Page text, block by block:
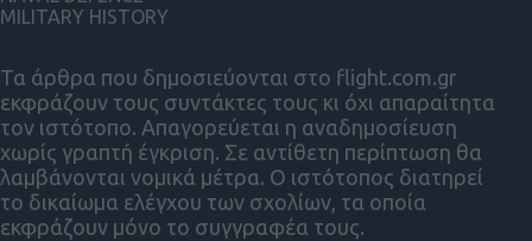
Τα άρθρα που δημοσιεύονται στο flight.com.gr
εκφράζουν τους συντάκτες τους κι όχι απαραίτητα
τον ιστότοπο. Απαγορεύεται η αναδημοσίευση
χωρίς γραπτή έγκριση. Σε αντίθετη περίπτωση θα
λαμβάνονται νομικά μέτρα. Ο ιστότοπος διατηρεί
το δικαίωμα ελέγχου των σχολίων, τα οποία
εκφράζουν μόνο το συγγραφέα τους.
MILITARY HISTORY